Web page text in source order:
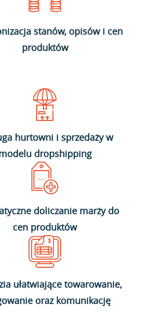
stanów, opisów i cen
produktów
hurtowni i sprzedaży w
dropshipping
doliczanie marży do
cen produktów
ułatwiające towarowanie,
oraz komunikację